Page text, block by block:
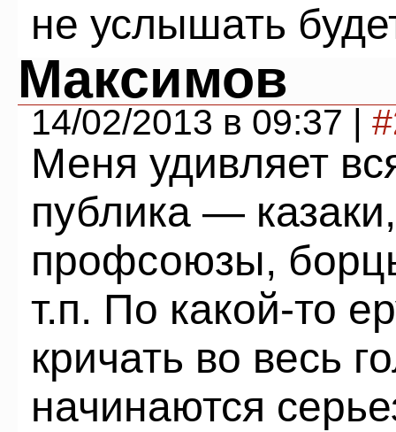
не услышать
Maксимов
14/02/2013 в 09:37 |
Меня удивляет
публика —
профсоюзы,
т.п. По какой-то
кричать во весь
начинаются